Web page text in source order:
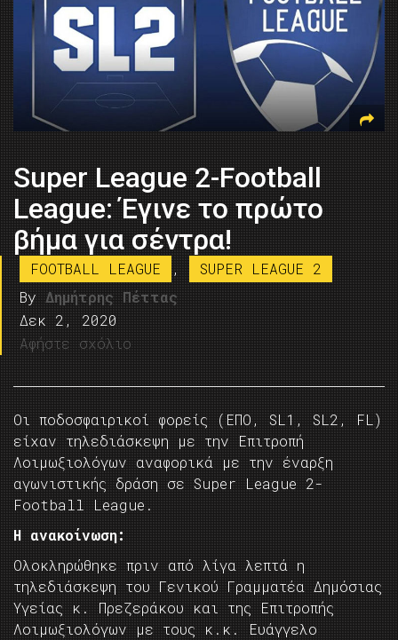
Super League 2-Football
League: Έγινε το πρώτο
βήμα για σέντρα!
FOOTBALL LEAGUE ,
SUPER LEAGUE 2
By Δημήτρης Πέττας
Δεκ 2, 2020
Αφήστε σχόλιο
Οι ποδοσφαιρικοί φορείς (ΕΠΟ, SL1, SL2, FL)
είχαν τηλεδιάσκεψη με την Επιτροπή
Λοιμωξιολόγων αναφορικά με την έναρξη
αγωνιστικής δράση σε Super League 2-
Football League.
H ανακοίνωση:
Ολοκληρώθηκε πριν από λίγα λεπτά η
τηλεδιάσκεψη του Γενικού Γραμματέα Δημόσιας
Υγείας κ. Πρεζεράκου και της Επιτροπής
Λοιμωξιολόγων με τους κ.κ. Ευάγγελο